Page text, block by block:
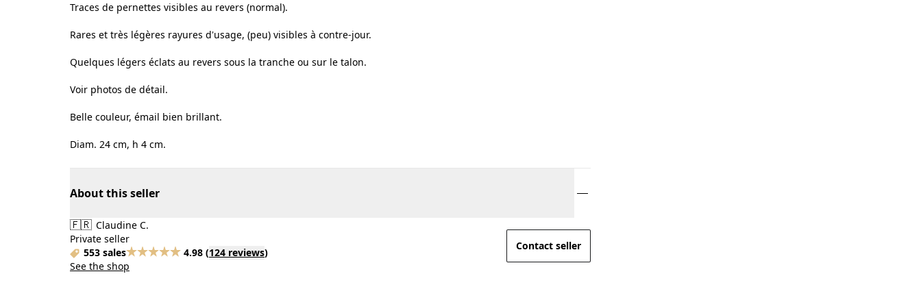
Traces de pernettes visibles au revers (normal).
Rares et très légères rayures d'usage, (peu) visibles à contre-jour.
Quelques légers éclats au revers sous la tranche ou sur le talon.
Voir photos de détail.
Belle couleur, émail bien brillant.
Diam. 24 cm, h 4 cm.
About this seller
🇫🇷 Claudine C.
Private seller
553 sales
4.98 (124 reviews)
See the shop
Contact seller